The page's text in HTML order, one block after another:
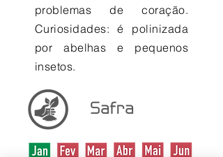
problemas de coração.
Curiosidades: é polinizada
por abelhas e pequenos
insetos.
Safra